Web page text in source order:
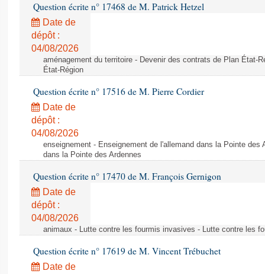
Question écrite n° 17468 de M. Patrick Hetzel
Date de
dépôt :
04/08/2026
aménagement du territoire - Devenir des contrats de Plan État-
État-Région
Question écrite n° 17516 de M. Pierre Cordier
Date de
dépôt :
04/08/2026
enseignement - Enseignement de l'allemand dans la Pointe des
dans la Pointe des Ardennes
Question écrite n° 17470 de M. François Gernigon
Date de
dépôt :
04/08/2026
animaux - Lutte contre les fourmis invasives - Lutte contre les
Question écrite n° 17619 de M. Vincent Trébuchet
Date de